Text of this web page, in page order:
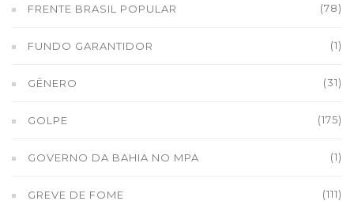
FRENTE BRASIL POPULAR (78)
FUNDO GARANTIDOR (1)
GÊNERO (31)
GOLPE (175)
GOVERNO DA BAHIA NO MPA (1)
GREVE DE FOME (111)